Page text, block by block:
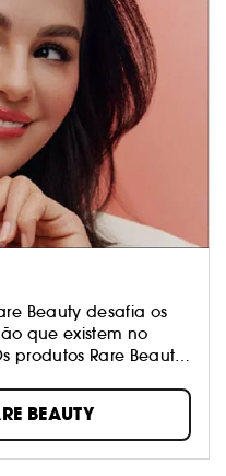
Beauty desafia os
que existem no
produtos Rare Beauty
do dia a dia.
fórmulas de bem-estar
e um
refletirá a tua
BEAUTY